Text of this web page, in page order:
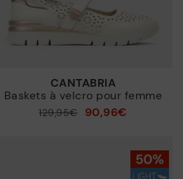
CANTABRIA
Baskets à velcro pour femme
129,95€ 90,96€